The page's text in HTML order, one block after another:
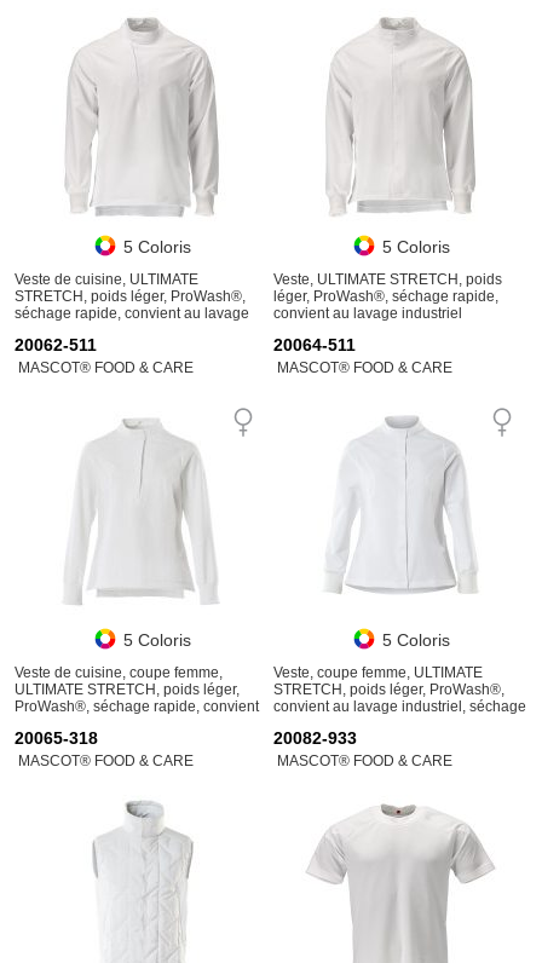
5 Coloris
Veste de cuisine, ULTIMATE
STRETCH, poids léger, ProWash®,
séchage rapide, convient au lavage
5 Coloris
Veste, ULTIMATE STRETCH, poids
léger, ProWash®, séchage rapide,
convient au lavage industriel
20062-511
MASCOT® FOOD & CARE
5 Coloris
Veste de cuisine, coupe femme,
ULTIMATE STRETCH, poids léger,
ProWash®, séchage rapide, convient
20064-511
MASCOT® FOOD & CARE
5 Coloris
Veste, coupe femme, ULTIMATE
STRETCH, poids léger, ProWash®,
convient au lavage industriel, séchage
20065-318
MASCOT® FOOD & CARE
20082-933
MASCOT® FOOD & CARE